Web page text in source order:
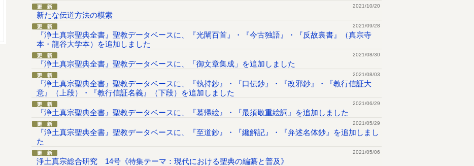
2021/10/20
新たな伝道方法の模索
2021/09/28
『浄土真宗聖典全書』聖教データベースに、『光闡百首』・『今古独語』・『反故裏書』（真宗寺
本・龍谷大学本）を追加しました
2021/08/30
『浄土真宗聖典全書』聖教データベースに、「御文章集成」を追加しました
2021/08/03
『浄土真宗聖典全書』聖教データベースに、『執持鈔』・『口伝鈔』・『改邪鈔』・『教行信証大
意』（上段）・『教行信証名義』（下段）を追加しました
2021/06/29
『浄土真宗聖典全書』聖教データベースに、『慕帰絵』・『最須敬重絵詞』を追加しました
2021/05/29
『浄土真宗聖典全書』聖教データベースに、『至道鈔』・『纔解記』・『弁述名体鈔』を追加しまし
た
2021/05/06
浄土真宗総合研究 14号《特集テーマ：現代における聖典の編纂と普及》